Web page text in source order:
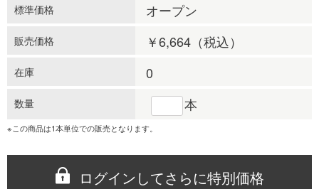
標準価格 オープン
販売価格 ￥6,664（税込）
在庫 0
数量 本
※この商品は1本単位での販売となります。
ログインしてさらに特別価格